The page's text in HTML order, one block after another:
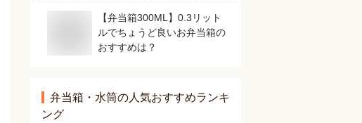
【弁当箱300ML】0.3リット
ルでちょうど良いお弁当箱の
おすすめは？
弁当箱・水筒の人気おすすめランキ
ング